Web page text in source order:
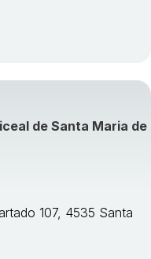
de Santa Maria de
107, 4535 Santa